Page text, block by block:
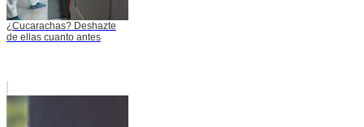
¿Cucarachas? Deshazte
de ellas cuanto antes